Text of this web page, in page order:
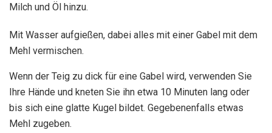
Milch und Öl hinzu.
Mit Wasser aufgießen, dabei alles mit einer Gabel mit dem
Mehl vermischen.
Wenn der Teig zu dick für eine Gabel wird, verwenden Sie
Ihre Hände und kneten Sie ihn etwa 10 Minuten lang oder
bis sich eine glatte Kugel bildet. Gegebenenfalls etwas
Mehl zugeben.